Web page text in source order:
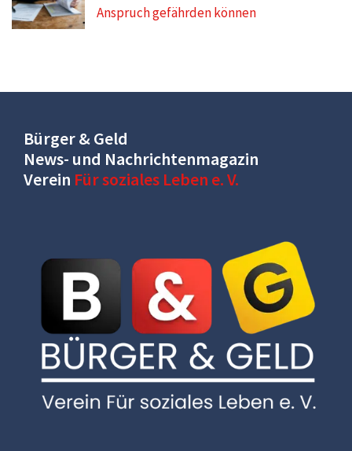
Anspruch gefährden können
Bürger & Geld
News- und Nachrichtenmagazin
Verein Für soziales Leben e. V.